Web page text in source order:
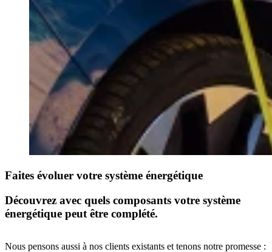
Faites évoluer votre système énergétique
Découvrez avec quels composants votre système
énergétique peut être complété.
Nous pensons aussi à nos clients existants et tenons notre promesse :